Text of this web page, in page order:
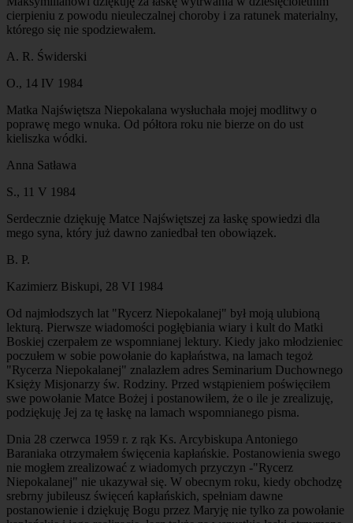
cierpieniu z powodu nieuleczalnej choroby i za ratunek materialny,
którego się nie spodziewałem.
A. R. Świderski
O., 14 IV 1984
Matka Najświętsza Niepokalana wysłuchała mojej modlitwy o
poprawę mego wnuka. Od półtora roku nie bierze on do ust
kieliszka wódki.
Anna Satława
S., 11 V 1984
Serdecznie dziękuję Matce Najświętszej za łaskę spowiedzi dla
mego syna, który już dawno zaniedbał ten obowiązek.
B. P.
Kazimierz Biskupi, 28 VI 1984
Od najmłodszych lat "Rycerz Niepokalanej" był moją ulubioną
lekturą. Pierwsze wiadomości pogłębiania wiary i kult do Matki
Boskiej czerpałem ze wspomnianej lektury. Kiedy jako młodzieniec
poczułem w sobie powołanie do kapłaństwa, na lamach tegoż
"Rycerza Niepokalanej" znalazłem adres Seminarium Duchownego
Księży Misjonarzy św. Rodziny. Przed wstąpieniem poświęciłem
swe powołanie Matce Bożej i postanowiłem, że o ile je zrealizuję,
podziękuję Jej za tę łaskę na lamach wspomnianego pisma.
Dnia 28 czerwca 1959 r. z rąk Ks. Arcybiskupa Antoniego
Baraniaka otrzymałem święcenia kapłańskie. Postanowienia swego
nie mogłem zrealizować z wiadomych przyczyn -"Rycerz
Niepokalanej" nie ukazywał się. W obecnym roku, kiedy obchodzę
srebrny jubileusz święceń kapłańskich, spełniam dawne
postanowienie i dziękuję Bogu przez Maryję nie tylko za powołanie